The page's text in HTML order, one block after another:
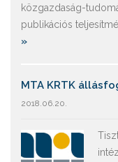
közgazdaság-
publikációs
»
MTA KRTK
2018.06.20.